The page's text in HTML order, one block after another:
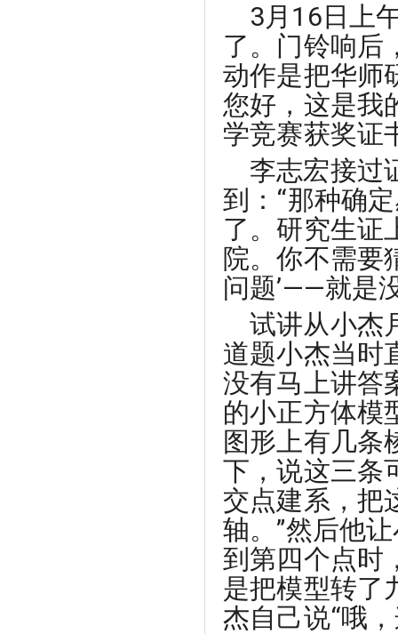
3月16日上
了。门铃响后
动作是把华师
您好，这是我
学竞赛获奖证
李志宏接过
到：“那种确
了。研究生证
院。你不需要
问题’——就是
试讲从小杰
道题小杰当时
没有马上讲答
的小正方体模
图形上有几条
下，说这三条
交点建系，把
轴。”然后他
到第四个点时
是把模型转了
杰自己说“哦